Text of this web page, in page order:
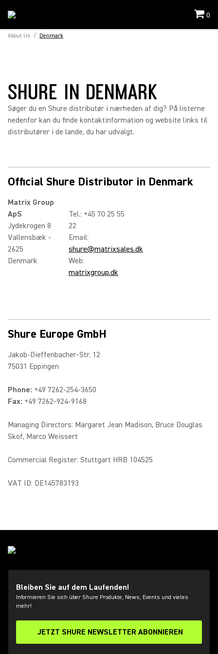
0
About Us / Denmark
SHURE IN DENMARK
Søger du en Shure distributør i nærheden af dig? På listerne
nedenfor kan du finde kontaktinformation og website links til
distributører i de lande, du har udvalgt.
Official Shure Distributor in Denmark
Matrix Group
ApS
Jydekrogen 8
Vallensbæk -
2625
Denmark
Tel.: +45 70 25 55
22
Email:
shure@matrixsales.dk
Web:
matrixgroup.dk
Shure Europe GmbH
Jakob-Dieffenbacher-Str. 12
75031 Eppingen
Phone: +49 7262-254-3650
Fax: +49 7262-924-9168
Managing Directors: Margaret Jean Madison, Bruce Douglas
Skof, Marco Weissert
Commercial Register: Stuttgart HRB 104525
VAT ID: DE145783193
Bleiben Sie auf dem Laufenden!
Informieren Sie sich über Shure Produkte, News, Events und vieles
mehr!
JETZT SHURE NEWSLETTER ABONNIEREN